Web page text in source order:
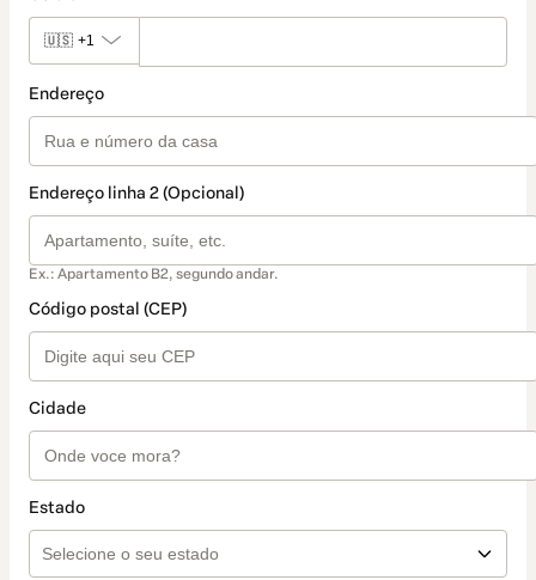
🇺🇸 +1
Endereço
Endereço linha 2 (Opcional)
Ex.: Apartamento B2, segundo andar.
Código postal (CEP)
Cidade
Estado